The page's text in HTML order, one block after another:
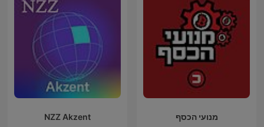
NZZ Akzent מנועי הכסף